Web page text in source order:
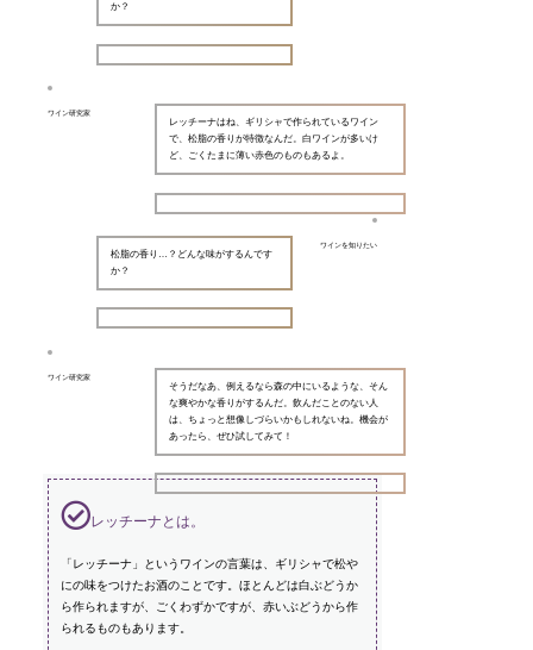
か？
ワイン研究家
レッチーナはね、ギリシャで作られているワイン
で、松脂の香りが特徴なんだ。白ワインが多いけ
ど、ごくたまに薄い赤色のものもあるよ。
ワインを知りたい
松脂の香り…？どんな味がするんです
か？
ワイン研究家
そうだなあ、例えるなら森の中にいるような、そん
な爽やかな香りがするんだ。飲んだことのない人
は、ちょっと想像しづらいかもしれないね。機会が
あったら、ぜひ試してみて！
レッチーナとは。
「レッチーナ」というワインの言葉は、ギリシャで松や
にの味をつけたお酒のことです。ほとんどは白ぶどうか
ら作られますが、ごくわずかですが、赤いぶどうから作
られるものもあります。